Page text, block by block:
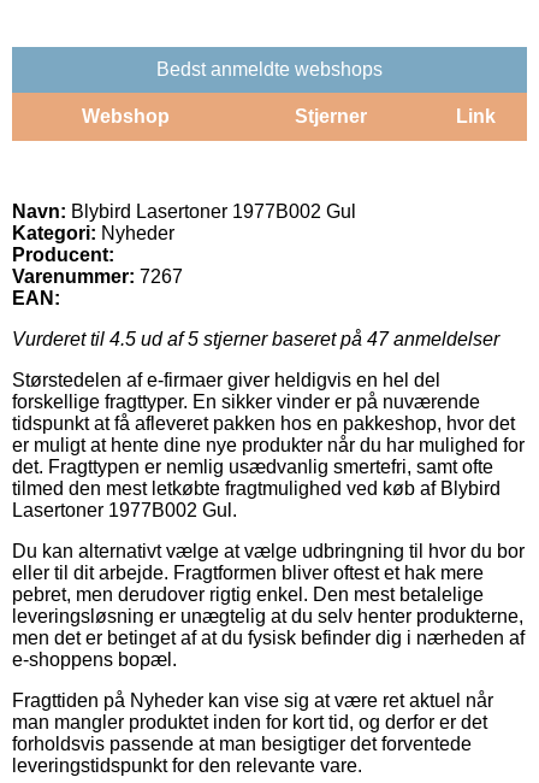
Bedst anmeldte webshops
Webshop Stjerner Link
Navn: Blybird Lasertoner 1977B002 Gul
Kategori: Nyheder
Producent:
Varenummer: 7267
EAN:
Vurderet til 4.5 ud af 5 stjerner baseret på 47anmeldelser
Størstedelen af e-firmaer giver heldigvis en hel del
forskellige fragttyper. En sikker vinder er på nuværende
tidspunkt at få afleveret pakken hos en pakkeshop, hvor det
er muligt at hente dine nye produkter når du har mulighed for
det. Fragttypen er nemlig usædvanlig smertefri, samt ofte
tilmed den mest letkøbte fragtmulighed ved køb af Blybird
Lasertoner 1977B002 Gul.
Du kan alternativt vælge at vælge udbringning til hvor du bor
eller til dit arbejde. Fragtformen bliver oftest et hak mere
pebret, men derudover rigtig enkel. Den mest betalelige
leveringsløsning er unægtelig at du selv henter produkterne,
men det er betinget af at du fysisk befinder dig i nærheden af
e-shoppens bopæl.
Fragttiden på Nyheder kan vise sig at være ret aktuel når
man mangler produktet inden for kort tid, og derfor er det
forholdsvis passende at man besigtiger det forventede
leveringstidspunkt for den relevante vare.